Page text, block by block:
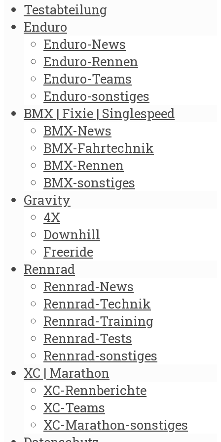
Testabteilung
Enduro
Enduro-News
Enduro-Rennen
Enduro-Teams
Enduro-sonstiges
BMX | Fixie | Singlespeed
BMX-News
BMX-Fahrtechnik
BMX-Rennen
BMX-sonstiges
Gravity
4X
Downhill
Freeride
Rennrad
Rennrad-News
Rennrad-Technik
Rennrad-Training
Rennrad-Tests
Rennrad-sonstiges
XC | Marathon
XC-Rennberichte
XC-Teams
XC-Marathon-sonstiges